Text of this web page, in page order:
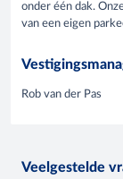
onder één dak.
van een eigen
Rob van der Pas
Veelgestelde